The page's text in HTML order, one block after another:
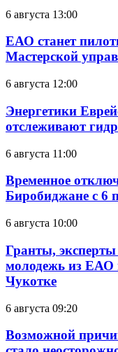
6 августа 13:00
ЕАО станет
Мастерской
6 августа 12:00
Энергетики
отслеживают
6 августа 11:00
Временное
Биробиджане с 6
6 августа 10:00
Гранты,
молодежь из
Чукотке
6 августа 09:20
Возможной